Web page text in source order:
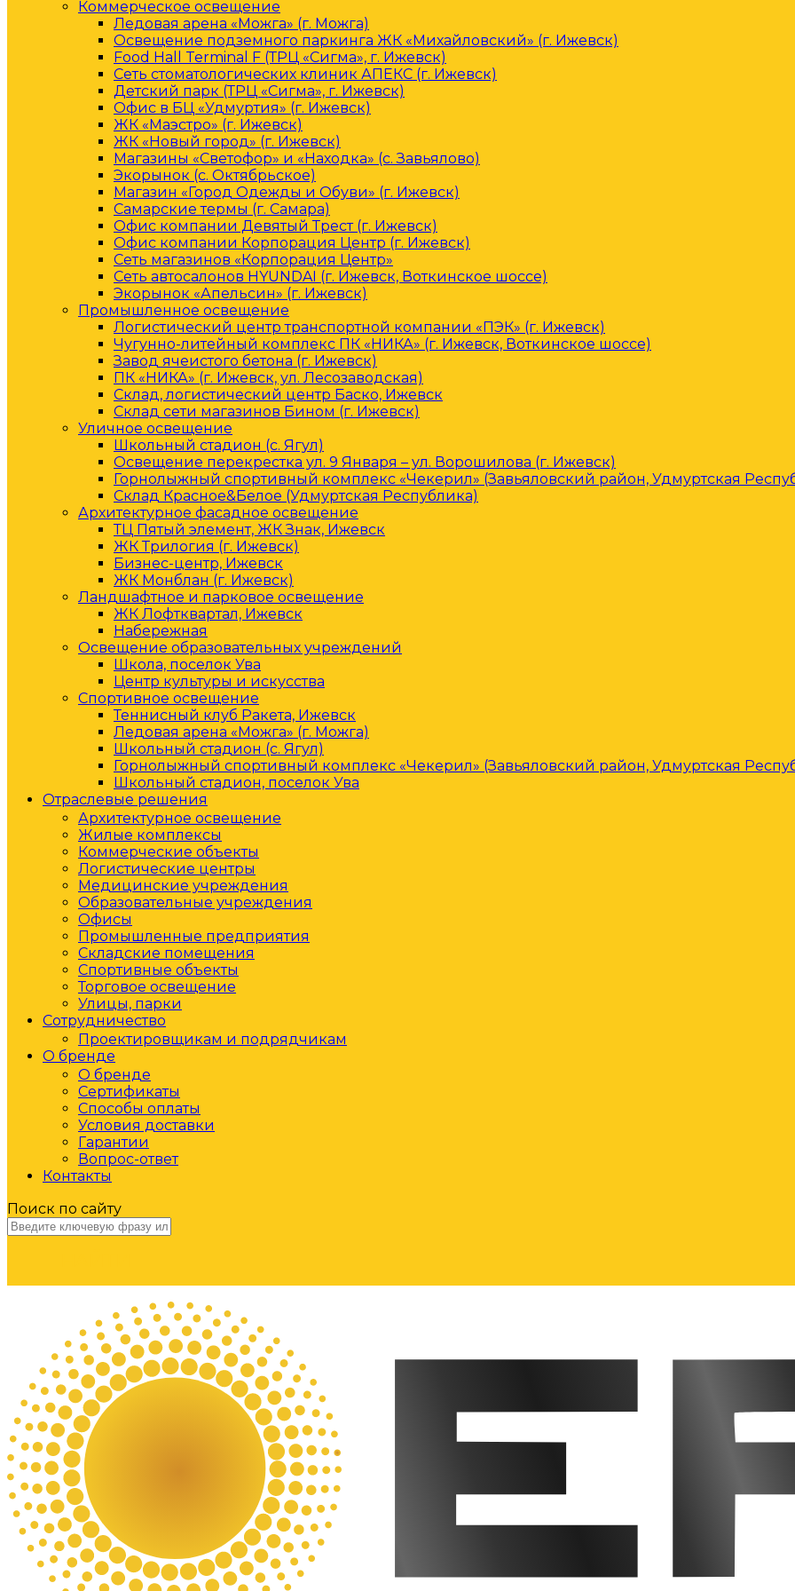
Коммерческое освещение
Ледовая арена «Можга» (г. Можга)
Освещение подземного паркинга ЖК «Михайловский» (г. Ижевск)
Food Hall Terminal F (ТРЦ «Сигма», г. Ижевск)
Сеть стоматологических клиник АПЕКС (г. Ижевск)
Детский парк (ТРЦ «Сигма», г. Ижевск)
Офис в БЦ «Удмуртия» (г. Ижевск)
ЖК «Маэстро» (г. Ижевск)
ЖК «Новый город» (г. Ижевск)
Магазины «Светофор» и «Находка» (с. Завьялово)
Экорынок (с. Октябрьское)
Магазин «Город Одежды и Обуви» (г. Ижевск)
Самарские термы (г. Самара)
Офис компании Девятый Трест (г. Ижевск)
Офис компании Корпорация Центр (г. Ижевск)
Сеть магазинов «Корпорация Центр»
Сеть автосалонов HYUNDAI (г. Ижевск, Воткинское шоссе)
Экорынок «Апельсин» (г. Ижевск)
Промышленное освещение
Логистический центр транспортной компании «ПЭК» (г. Ижевск)
Чугунно-литейный комплекс ПК «НИКА» (г. Ижевск, Воткинское шоссе)
Завод ячеистого бетона (г. Ижевск)
ПК «НИКА» (г. Ижевск, ул. Лесозаводская)
Склад, логистический центр Баско, Ижевск
Склад сети магазинов Бином (г. Ижевск)
Уличное освещение
Школьный стадион (с. Ягул)
Освещение перекрестка ул. 9 Января – ул. Ворошилова (г. Ижевск)
Горнолыжный спортивный комплекс «Чекерил» (Завьяловский район, Удмуртская
Склад Красное&Белое (Удмуртская Республика)
Архитектурное фасадное освещение
ТЦ Пятый элемент, ЖК Знак, Ижевск
ЖК Трилогия (г. Ижевск)
Бизнес-центр, Ижевск
ЖК Монблан (г. Ижевск)
Ландшафтное и парковое освещение
ЖК Лофтквартал, Ижевск
Набережная
Освещение образовательных учреждений
Школа, поселок Ува
Центр культуры и искусства
Спортивное освещение
Теннисный клуб Ракета, Ижевск
Ледовая арена «Можга» (г. Можга)
Школьный стадион (с. Ягул)
Горнолыжный спортивный комплекс «Чекерил» (Завьяловский район, Удмуртская
Школьный стадион, поселок Ува
Отраслевые решения
Архитектурное освещение
Жилые комплексы
Коммерческие объекты
Логистические центры
Медицинские учреждения
Образовательные учреждения
Офисы
Промышленные предприятия
Складские помещения
Спортивные объекты
Торговое освещение
Улицы, парки
Сотрудничество
Проектировщикам и подрядчикам
О бренде
О бренде
Сертификаты
Способы оплаты
Условия доставки
Гарантии
Вопрос-ответ
Контакты
Поиск по сайту